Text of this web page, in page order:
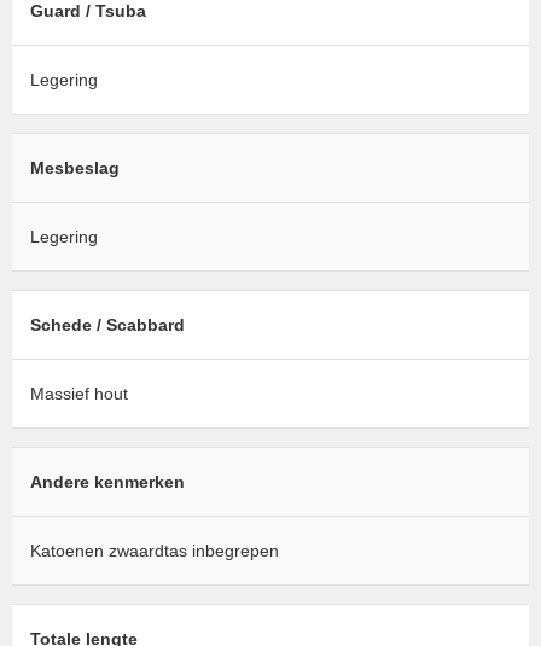
Guard / Tsuba
Legering
Mesbeslag
Legering
Schede / Scabbard
Massief hout
Andere kenmerken
Katoenen zwaardtas inbegrepen
Totale lengte